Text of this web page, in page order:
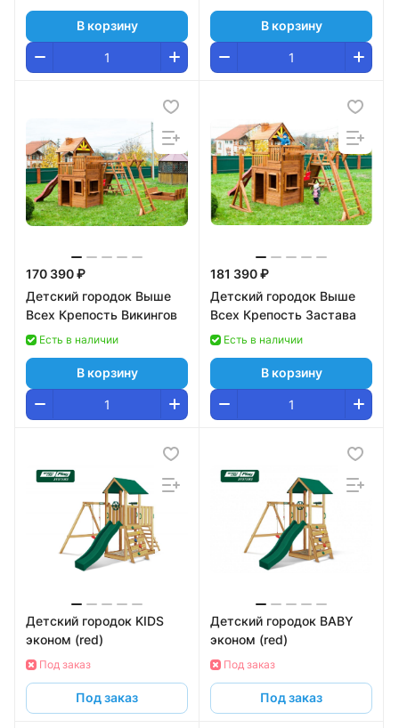
В корзину В корзину
170 390 ₽
Детский городок Выше
Всех Крепость Викингов
Есть в наличии
В корзину
181 390 ₽
Детский городок Выше
Всех Крепость Застава
Есть в наличии
В корзину
Детский городок KIDS
эконом (red)
Под заказ
Под заказ
Детский городок BABY
эконом (red)
Под заказ
Под заказ